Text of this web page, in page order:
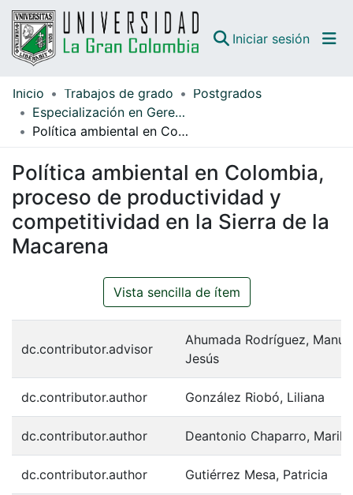
Iniciar sesión
Comunidades
Todo DSpace
Guías
Inicio Trabajos de grado
Postgrados
Especialización en Gerencia
Política ambiental en Colombia, proceso de productividad y competitividad en la Sierra de la Macarena
Política ambiental en Colombia,
proceso de productividad y
competitividad en la Sierra de la
Macarena
Vista sencilla de ítem
dc.contributor.advisor
Ahumada Rodríguez,
Jesús
dc.contributor.author González Riobó, Liliana
dc.contributor.author Deantonio Chaparro,
dc.contributor.author Gutiérrez Mesa, Patricia